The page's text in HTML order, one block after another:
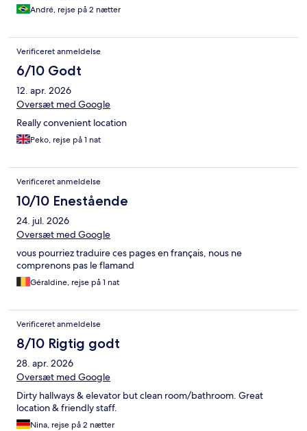
André, rejse på 2 nætter
Verificeret anmeldelse
6/10 Godt
12. apr. 2026
Oversæt med Google
Really convenient location
Peko, rejse på 1 nat
Verificeret anmeldelse
10/10 Enestående
24. jul. 2026
Oversæt med Google
vous pourriez traduire ces pages en français, nous ne
comprenons pas le flamand
Géraldine, rejse på 1 nat
Verificeret anmeldelse
8/10 Rigtig godt
28. apr. 2026
Oversæt med Google
Dirty hallways & elevator but clean room/bathroom. Great
location & friendly staff.
Nina, rejse på 2 nætter